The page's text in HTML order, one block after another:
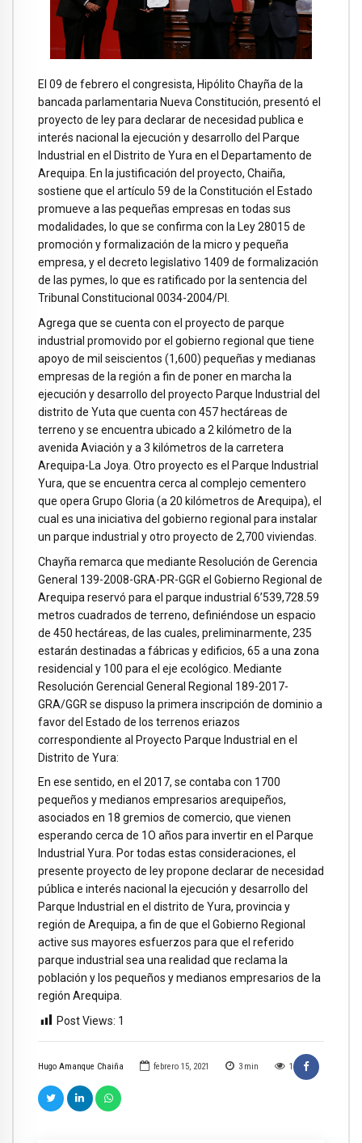
Hugo Amanque Chaiña febrero 15, 2021 3 min 1
El 09 de febrero el congresista, Hipólito Chayña de la
bancada parlamentaria Nueva Constitución, presentó el
proyecto de ley para declarar de necesidad publica e
interés nacional la ejecución y desarrollo del Parque
Industrial en el Distrito de Yura en el Departamento de
Arequipa. En la justificación del proyecto, Chaiña,
sostiene que el artículo 59 de la Constitución el Estado
promueve a las pequeñas empresas en todas sus
modalidades, lo que se confirma con la Ley 28015 de
promoción y formalización de la micro y pequeña
empresa, y el decreto legislativo 1409 de formalización
de las pymes, lo que es ratificado por la sentencia del
Tribunal Constitucional 0034-2004/PI.
Agrega que se cuenta con el proyecto de parque
industrial promovido por el gobierno regional que tiene
apoyo de mil seiscientos (1,600) pequeñas y medianas
empresas de la región a fin de poner en marcha la
ejecución y desarrollo del proyecto Parque Industrial del
distrito de Yuta que cuenta con 457 hectáreas de
terreno y se encuentra ubicado a 2 kilómetro de la
avenida Aviación y a 3 kilómetros de la carretera
Arequipa-La Joya. Otro proyecto es el Parque Industrial
Yura, que se encuentra cerca al complejo cementero
que opera Grupo Gloria (a 20 kilómetros de Arequipa), el
cual es una iniciativa del gobierno regional para instalar
un parque industrial y otro proyecto de 2,700 viviendas.
Chayña remarca que mediante Resolución de Gerencia
General 139-2008-GRA-PR-GGR el Gobierno Regional de
Arequipa reservó para el parque industrial 6’539,728.59
metros cuadrados de terreno, definiéndose un espacio
de 450 hectáreas, de las cuales, preliminarmente, 235
estarán destinadas a fábricas y edificios, 65 a una zona
residencial y 100 para el eje ecológico. Mediante
Resolución Gerencial General Regional 189-2017-
GRA/GGR se dispuso la primera inscripción de dominio a
favor del Estado de los terrenos eriazos
correspondiente al Proyecto Parque Industrial en el
Distrito de Yura:
En ese sentido, en el 2017, se contaba con 1700
pequeños y medianos empresarios arequipeños,
asociados en 18 gremios de comercio, que vienen
esperando cerca de 1O años para invertir en el Parque
Industrial Yura. Por todas estas consideraciones, el
presente proyecto de ley propone declarar de necesidad
pública e interés nacional la ejecución y desarrollo del
Parque Industrial en el distrito de Yura, provincia y
región de Arequipa, a fin de que el Gobierno Regional
active sus mayores esfuerzos para que el referido
parque industrial sea una realidad que reclama la
población y los pequeños y medianos empresarios de la
región Arequipa.
Post Views: 1